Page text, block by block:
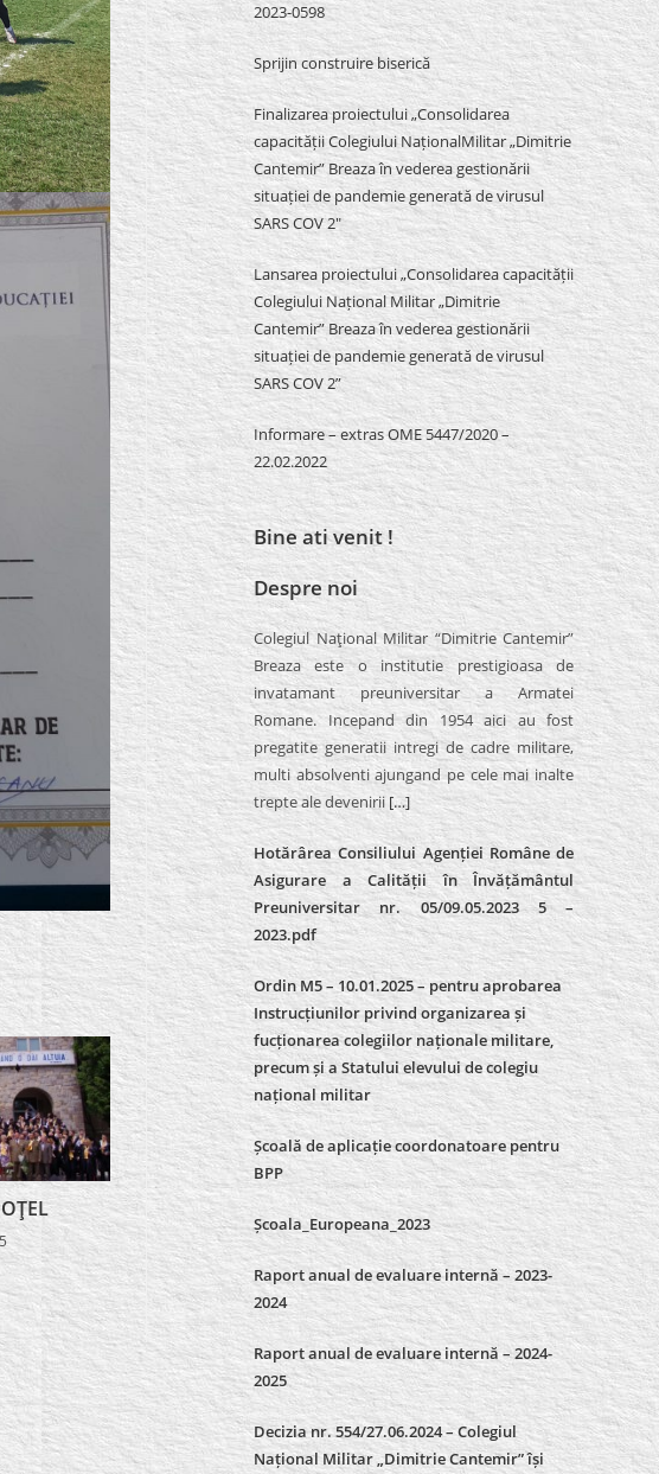
2023-0598
Sprijin construire biserică
Finalizarea proiectului „Consolidarea
capacității Colegiului NaționalMilitar „Dimitrie
Cantemir” Breaza în vederea gestionării
situației de pandemie generată de virusul
SARS COV 2″
Lansarea proiectului „Consolidarea capacității
Colegiului Național Militar „Dimitrie
Cantemir” Breaza în vederea gestionării
situației de pandemie generată de virusul
SARS COV 2”
Informare – extras OME 5447/2020 –
22.02.2022
Bine ati venit !
Despre noi
Colegiul Naţional Militar “Dimitrie Cantemir”
Breaza este o institutie prestigioasa de
invatamant preuniversitar a Armatei
Romane. Incepand din 1954 aici au fost
pregatite generatii intregi de cadre militare,
multi absolventi ajungand pe cele mai inalte
trepte ale devenirii […]
Hotărârea Consiliului Agenției Române de
Asigurare a Calității în Învățământul
Preuniversitar nr. 05/09.05.2023 5 –
2023.pdf
Ordin M5 – 10.01.2025 – pentru aprobarea
Instrucțiunilor privind organizarea și
fucționarea colegiilor naționale militare,
precum și a Statului elevului de colegiu
național militar
Școală de aplicație coordonatoare pentru
BPP
Școala_Europeana_2023
Raport anual de evaluare internă – 2023-
2024
Raport anual de evaluare internă –2024-
2025
Decizia nr. 554/27.06.2024 – Colegiul
Național Militar „Dimitrie Cantemir” își